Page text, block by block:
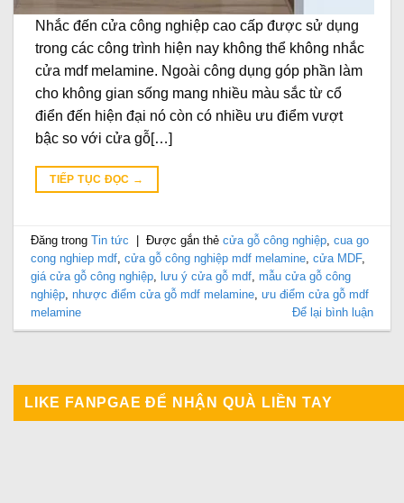
Nhắc đến cửa công nghiệp cao cấp được sử dụng
trong các công trình hiện nay không thể không nhắc
cửa mdf melamine. Ngoài công dụng góp phần làm
cho không gian sống mang nhiều màu sắc từ cổ
điển đến hiện đại nó còn có nhiều ưu điểm vượt
bậc so với cửa gỗ[…]
TIẾP TỤC ĐỌC →
Đăng trongTin tức Được gắn thẻcửa gỗ công nghiệp,cua go
cong nghiep mdf,cửa gỗ công nghiệp mdf melamine,cửa MDF,
giá cửa gỗ công nghiệp, lưu ý cửa gỗ mdf,mẫu cửa gỗ công
nghiệp,nhược điểm cửa gỗ mdf melamine,ưu điểm cửa gỗ mdf
melamine
Để lại bình luận
LIKE FANPGAE ĐỂ NHẬN QUÀ LIỀN TAY